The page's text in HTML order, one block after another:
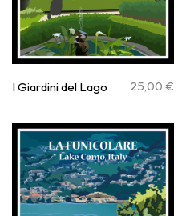
I Giardini del Lago 25,00 €